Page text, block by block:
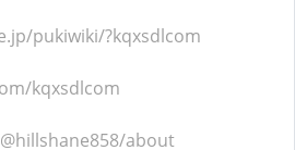
pukiwiki/?kqxsdlcom
kqxsdlcom
about